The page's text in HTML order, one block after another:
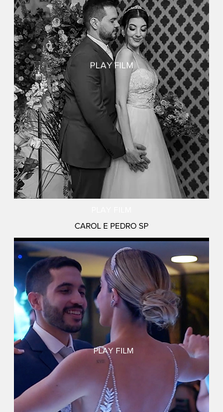
PLAY FILM
CAROL E PEDRO SP
PLAY FILM